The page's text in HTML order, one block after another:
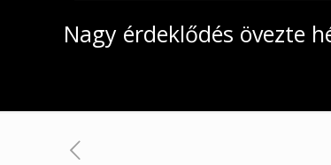
Nagy érdeklődés övezte